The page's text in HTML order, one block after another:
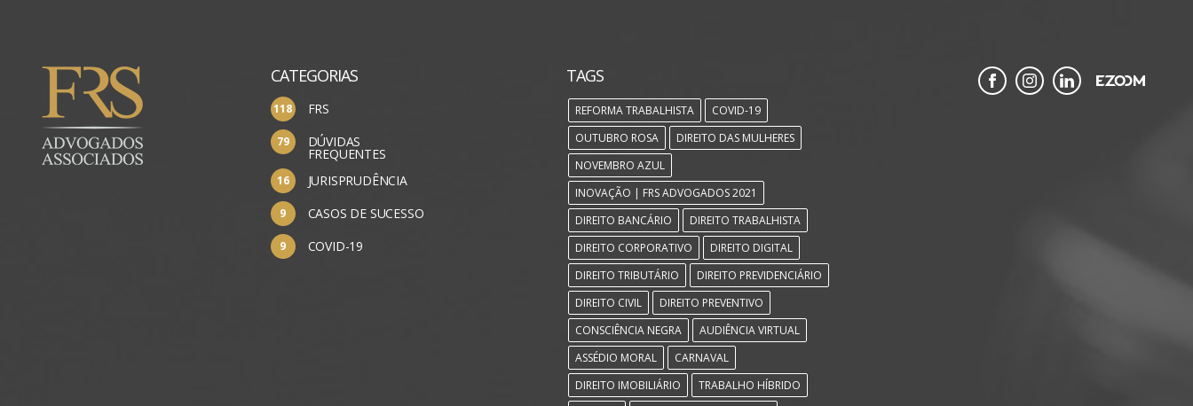
CATEGORIAS
FRS
DÚVIDAS
FREQUENTES
JURISPRUDÊNCIA
CASOS DE SUCESSO
COVID-19
TAGS
REFORMA TRABALHISTA
COVID-19
OUTUBRO ROSA
DIREITO DAS MULHERES
NOVEMBRO AZUL
INOVAÇÃO | FRS ADVOGADOS 2021
DIREITO BANCÁRIO
DIREITO TRABALHISTA
DIREITO CORPORATIVO
DIREITO DIGITAL
DIREITO TRIBUTÁRIO
DIREITO PREVIDENCIÁRIO
DIREITO CIVIL
DIREITO PREVENTIVO
CONSCIÊNCIA NEGRA
AUDIÊNCIA VIRTUAL
ASSÉDIO MORAL
CARNAVAL
DIREITO IMOBILIÁRIO
TRABALHO HÍBRIDO